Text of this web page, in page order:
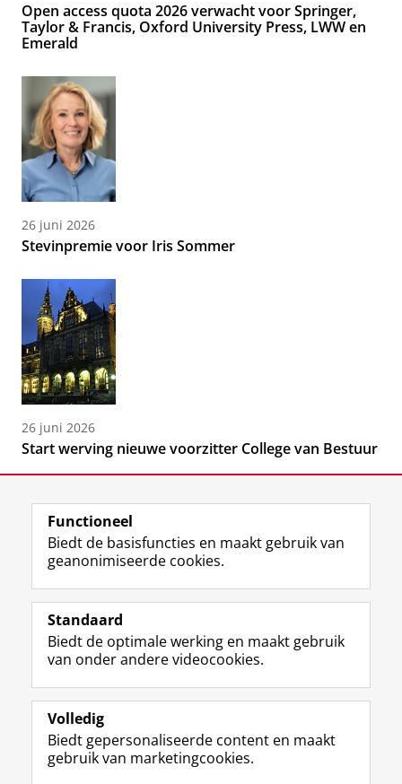
Open access quota 2026 verwacht voor Springer,
Taylor & Francis, Oxford University Press, LWW en
Emerald
26 juni 2026
Stevinpremie voor Iris Sommer
26 juni 2026
Start werving nieuwe voorzitter College van Bestuur
Volg de RUG
F
a
e
b
o
p
a
L
i
k
e
I
-
p
R
S
-
f
e
R
I
n
t
r
m
Y
o
T
e
k
Studiekiezers
Alumni
Over ons
Functioneel
Biedt de basisfuncties en maakt gebruik van
geanonimiseerde cookies.
Standaard
Biedt de optimale werking en maakt gebruik
van onder andere videocookies.
Volledig
Biedt gepersonaliseerde content en maakt
gebruik van marketingcookies.